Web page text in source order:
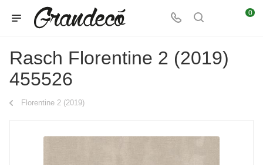
0
Rasch Florentine 2 (2019)
455526
Florentine 2 (2019)